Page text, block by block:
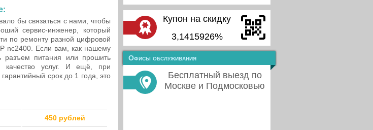
бы связаться с нами, чтобы
сервис-инженер, который
по ремонту разной цифровой
nc2400. Если вам, как нашему
разъем питания или прошить
качество услуг. И ещё, при
срок до 1 года, это
450 рублей
Купон на скидку
3,1415926%
Офисы обслуживания
Бесплатный выезд по
Москве и Подмосковью